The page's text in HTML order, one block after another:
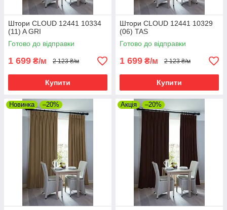
Штори CLOUD 12441 10334
(11) A GRI
Готово до відправки
1 699 ₴/м 2 123 ₴/м
Купити
Штори CLOUD 12441 10329
(06) TAS
Готово до відправки
1 699 ₴/м 2 123 ₴/м
Купити
Новинка –20% Акція –20%